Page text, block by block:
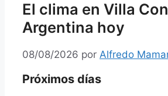
El clima en Villa
Argentina hoy
08/08/2026 por Alfredo
Próximos días